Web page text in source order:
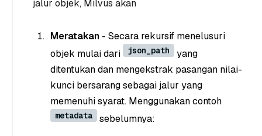
jalur objek, Milvus akan
Meratakan - Secara rekursif menelusuri
objek mulai dari
json_path
yang
ditentukan dan mengekstrak pasangan nilai-
kunci bersarang sebagai jalur yang
memenuhi syarat. Menggunakan contoh
metadata sebelumnya: